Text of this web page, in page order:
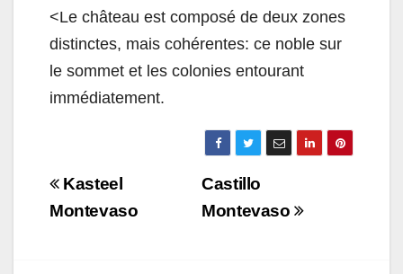
<Le château est composé de deux zones
distinctes, mais cohérentes: ce noble sur
le sommet et les colonies entourant
immédiatement.
Navigazione
articoli
Castillo
Montevaso
Kasteel
Montevaso